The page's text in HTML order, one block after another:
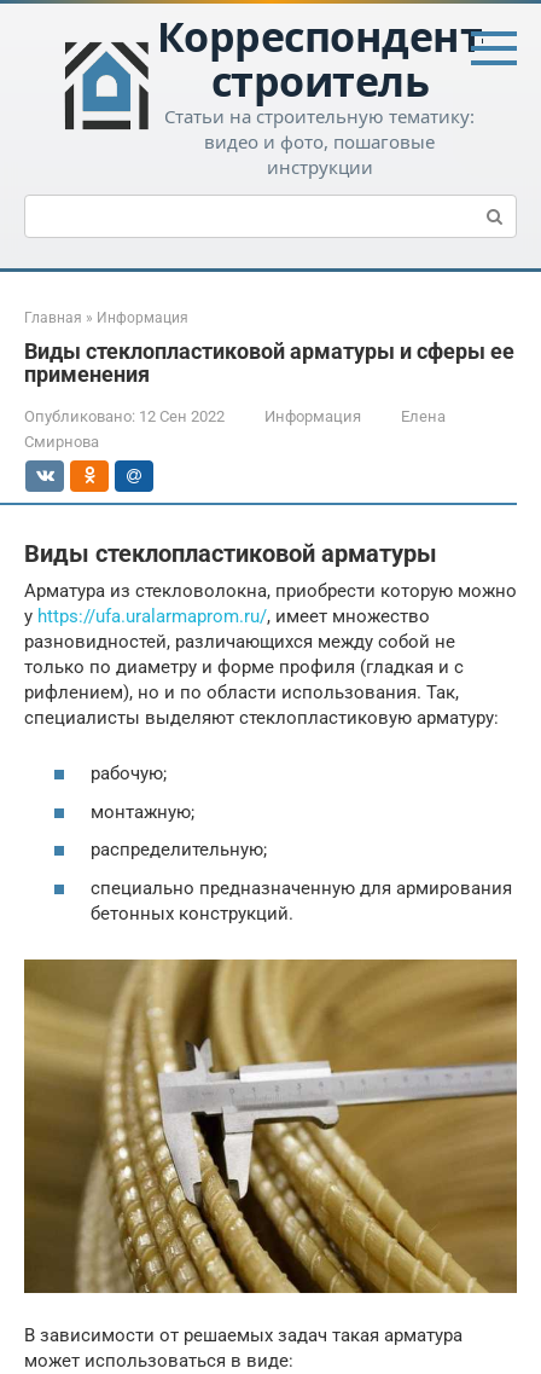
Перейти
контенту
Корреспондент-
строитель
Статьи на строительную тематику:
видео и фото, пошаговые
инструкции
Поиск:
Главная » Информация
Виды стеклопластиковой арматуры и сферы ее
применения
Опубликовано: 12 Сен 2022 Информация
Елена
Смирнова
Виды стеклопластиковой арматуры
Арматура из стекловолокна, приобрести которую можно
у https://ufa.uralarmaprom.ru/, имеет множество
разновидностей, различающихся между собой не
только по диаметру и форме профиля (гладкая и с
рифлением), но и по области использования. Так,
специалисты выделяют стеклопластиковую арматуру:
рабочую;
монтажную;
распределительную;
специально предназначенную для армирования
бетонных конструкций.
В зависимости от решаемых задач такая арматура
может использоваться в виде: